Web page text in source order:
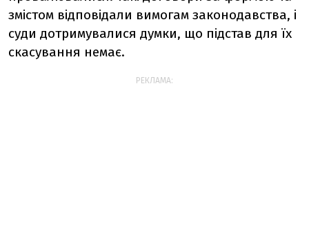
змістом відповідали вимогам законодавства, і
суди дотримувалися думки, що підстав для їх
скасування немає.
РЕКЛАМА: